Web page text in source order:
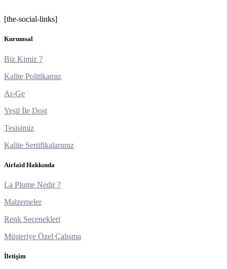
[the-social-links]
Kurumsal
Biz Kimiz ?
Kalite Politikamız
Ar-Ge
Yeşil İle Dost
Tesisimiz
Kalite Sertifikalarımız
Airlaid Hakkında
La Plume Nedir ?
Malzemeler
Renk Seçenekleri
Müşteriye Özel Çalışma
İletişim